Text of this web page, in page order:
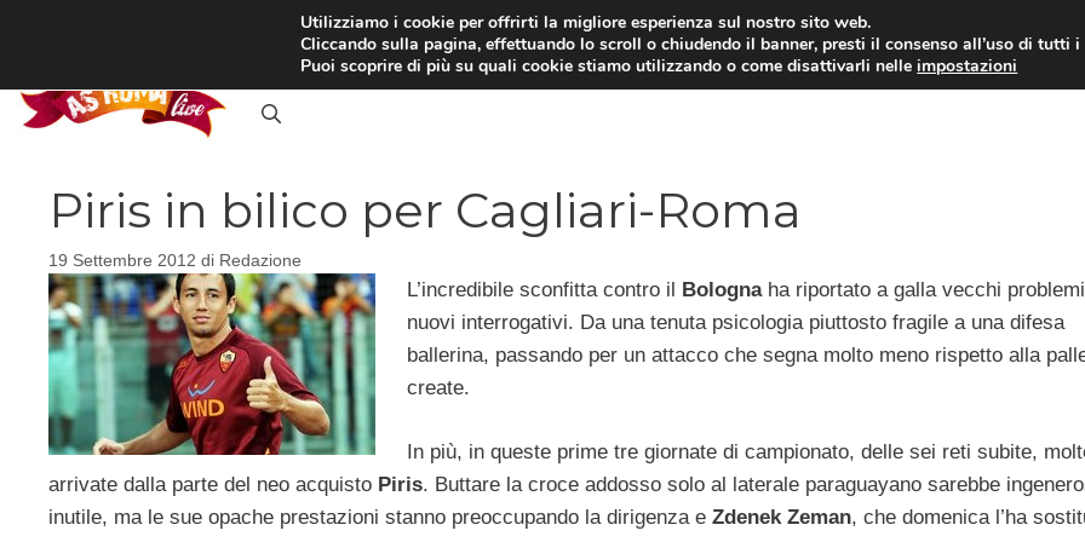
RASSEGNA STAMPA INTERVISTE CALCIOMERCATO CAMPIONATO
Piris in bilico per Cagliari-Roma
19 Settembre 2012 di Redazione
L’incredibile sconfitta contro il Bolognaha riportato a galla vecchi
nuovi interrogativi. Da una tenuta psicologia piuttosto fragile a una difesa
ballerina, passando per un attacco che segna molto meno rispetto alla
create.
In più, in queste prime tre giornate di campionato, delle sei reti subite,
arrivate dalla parte del neo acquisto Piris. Buttare la croce addosso solo al laterale paraguayano sarebbe
inutile, ma le sue opache prestazioni stanno preoccupando la dirigenza e Zdenek Zeman, che domenica l’ha
Utilizziamo i cookie per offrirti la migliore esperienza sul nostro sito web.
Cliccando sulla pagina, effettuando lo scroll o chiudendo il banner, presti il consenso all’uso di tutti i
Puoi scoprire di più su quali cookie stiamo utilizzando o come disattivarli nelleimpostazioni